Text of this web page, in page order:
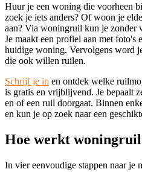
Huur je een woning die voorheen
zoek je iets anders? Of woon je
aan? Via woningruil kun je zonder
Je maakt een profiel aan met foto's
huidige woning. Vervolgens word
die ook willen ruilen.
Schrijf je in en ontdek welke
is gratis en vrijblijvend. Je bepaalt
en of een ruil doorgaat. Binnen
en kun je op zoek naar een
Hoe werkt
In vier eenvoudige stappen naar je